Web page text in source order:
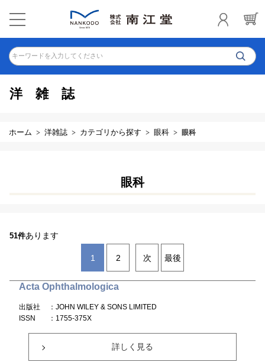
キーワードを入力してください
洋雑誌
ホーム 洋雑誌 カテゴリから探す 眼科 眼科
眼科
51件あります
1 2 次 最後
Acta Ophthalmologica
出版社
：JOHN WILEY & SONS LIMITED
ISSN
：1755-375X
詳しく見る